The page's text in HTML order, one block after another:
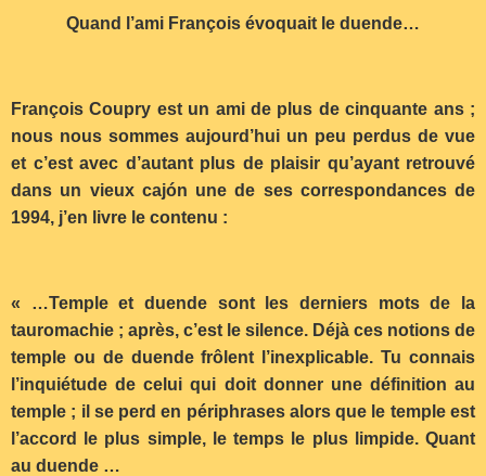
Quand l’ami François évoquait le duende…
François Coupry est un ami de plus de cinquante ans ;
nous nous sommes aujourd’hui un peu perdus de vue
et c’est avec d’autant plus de plaisir qu’ayant retrouvé
dans un vieux cajón une de ses correspondances de
1994, j’en livre le contenu :
« …Temple et duende sont les derniers mots de la
tauromachie ; après, c’est le silence. Déjà ces notions de
temple ou de duende frôlent l’inexplicable. Tu connais
l’inquiétude de celui qui doit donner une définition au
temple ; il se perd en périphrases alors que le temple est
l’accord le plus simple, le temps le plus limpide. Quant
au duende …